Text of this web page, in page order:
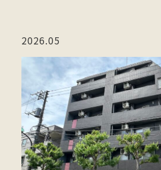
2026.05